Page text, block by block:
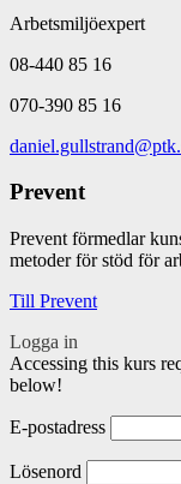
Arbetsmiljöexpert
08-440 85 16
070-390 85 16
Prevent
Prevent förmedlar
metoder för stöd för
Till Prevent
Logga in
Accessing this kurs
below!
E-postadress
Lösenord